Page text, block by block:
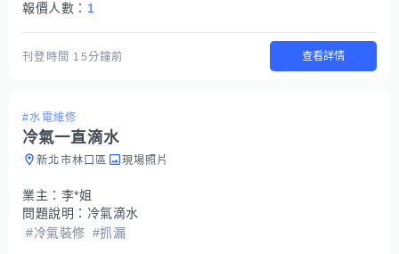
報價人數： 1
刊登時間 15分鐘前 查看詳情
#水電維修
冷氣一直滴水
新北市林口區 現場照片
業主： 李*姐
問題說明： 冷氣滴水
#冷氣裝修 #抓漏